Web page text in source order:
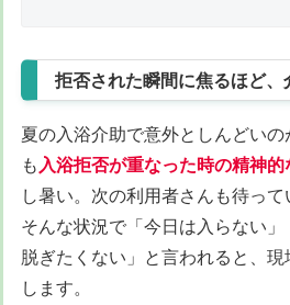
拒否された瞬間に焦るほど
夏の入浴介助で意外としんどいの
も 入浴拒否が重なった時の精神的
し暑い。次の利用者さんも待って
そんな状況で「今日は入らない
脱ぎたくない」と言われると、
します。